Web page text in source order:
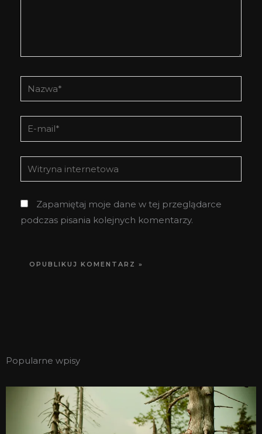
Nazwa*
E-
mail*
Witryna
internetowa
Zapamiętaj moje dane w tej przeglądarce
podczas pisania kolejnych komentarzy.
Popularne wpisy